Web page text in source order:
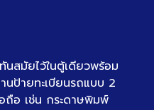
นสมัยไว้ในตู้เดียวพร้อม
ป้ายทะเบียนรถแบบ 2
ถือ เช่น กระดาษพิมพ์